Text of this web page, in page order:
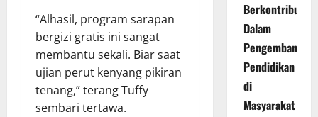
“Alhasil, program sarapan
bergizi gratis ini sangat
membantu sekali. Biar saat
ujian perut kenyang pikiran
tenang,” terang Tuffy
sembari tertawa.
Berkontribusi
Dalam
Pengembangan
Pendidikan
di
Masyarakat